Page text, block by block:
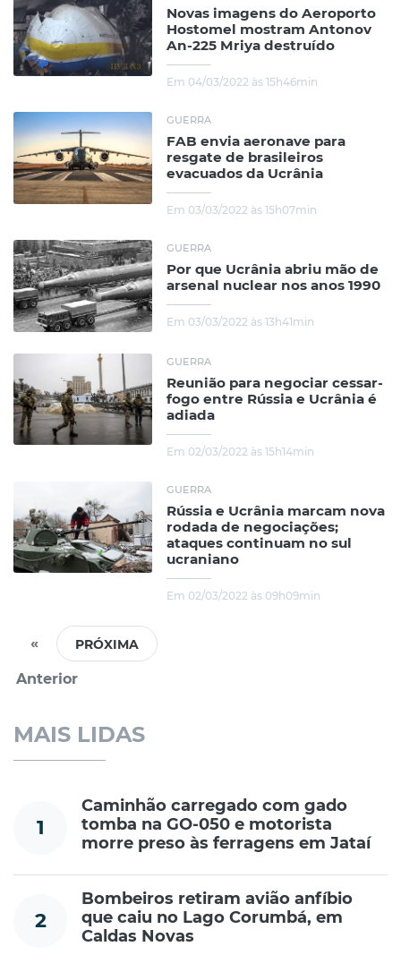
Novas imagens do Aeroporto
Hostomel mostram Antonov
An-225 Mriya destruído
Em 04/03/2022 às 15h46min
GUERRA
FAB envia aeronave para
resgate de brasileiros
evacuados da Ucrânia
Em 03/03/2022 às 15h07min
GUERRA
Por que Ucrânia abriu mão de
arsenal nuclear nos anos 1990
Em 03/03/2022 às 13h41min
GUERRA
Reunião para negociar cessar-
fogo entre Rússia e Ucrânia é
adiada
Em 02/03/2022 às 15h14min
GUERRA
Rússia e Ucrânia marcam nova
rodada de negociações;
ataques continuam no sul
ucraniano
Em 02/03/2022 às 09h09min
«
Anterior
MAIS LIDAS
1
Caminhão carregado com gado
tomba na GO-050 e motorista
morre preso às ferragens em Jataí
2
Bombeiros retiram avião anfíbio
que caiu no Lago Corumbá, em
Caldas Novas